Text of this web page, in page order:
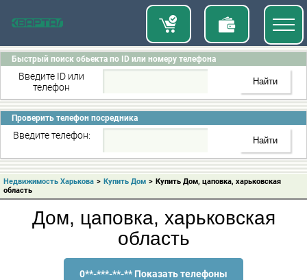
Быстрый поиск обьекта по ID или номеру телефона
Введите ID или
телефон
Проверить телефон посредника
Введите телефон:
Недвижимость Харькова > Купить Дом > Купить Дом, цаповка, харьковская
область
Дом, цаповка, харьковская
область
0**-***-**-** Показать телефоны